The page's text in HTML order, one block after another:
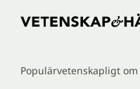
Hoppa
Populärvetenskapligt